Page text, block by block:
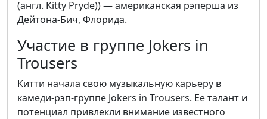
(англ. Kitty Pryde)) — американская рэперша из
Дейтона-Бич, Флорида.
Участие в группе Jokers in
Trousers
Китти начала свою музыкальную карьеру в
камеди-рэп-группе Jokers in Trousers. Ее талант и
потенциал привлекли внимание известного